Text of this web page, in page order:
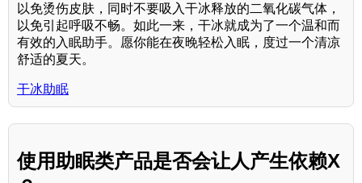
以免烫伤皮肤，同时不要吸入干冰释放的二氧化碳气体，
以免引起呼吸不畅。如此一来，干冰就成为了一个温和而
有效的入眠助手。愿你能在夜晚轻松入眠，度过一个清凉
舒适的夏天。
干冰助眠
使用助眠类产品是否会让人产生依赖X